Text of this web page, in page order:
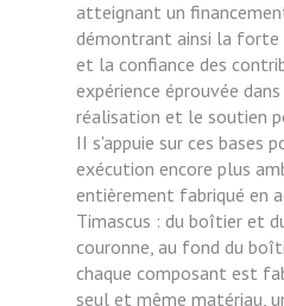
atteignant un
démontrant ainsi la forte
et la confiance des
expérience éprouvée
réalisation et le soutien
II s'appuie sur ces bases
exécution encore plus
entièrement fabriqué en
Timascus : du boîtier et
couronne, au fond du
chaque composant est
seul et même matériau,